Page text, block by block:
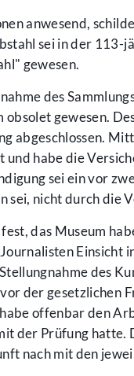
anwesend,
sei in der 113-
gewesen.
des
gewesen.
abgeschlossen.
habe die
sei ein vor
sei, nicht durch die
das Museum
Einsicht
des
der gesetzlichen
offenbar den
der Prüfung
nach mit den